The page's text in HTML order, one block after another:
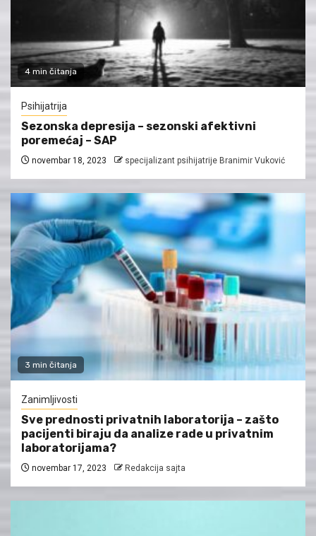
4 min čitanja
Psihijatrija
Sezonska depresija – sezonski afektivni
poremećaj – SAP
novembar 18, 2023 specijalizant psihijatrije Branimir Vuković
3 min čitanja
Zanimljivosti
Sve prednosti privatnih laboratorija – zašto
pacijenti biraju da analize rade u privatnim
laboratorijama?
novembar 17, 2023 Redakcija sajta